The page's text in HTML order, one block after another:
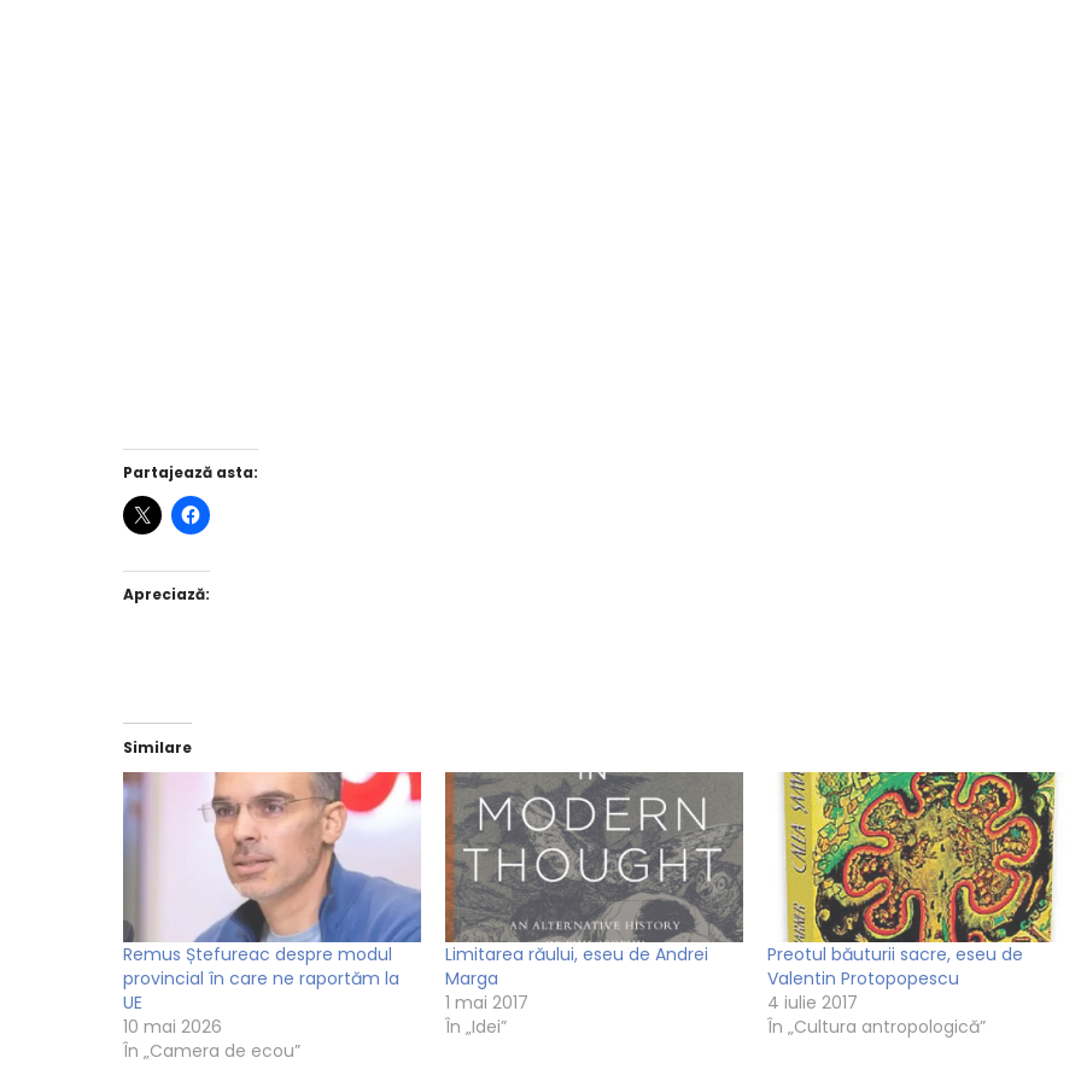
Partajează asta:
Apreciază:
Similare
Remus Ștefureac despre modul
provincial în care ne raportăm la
UE
10 mai 2026
În „Camera de ecou”
Limitarea răului, eseu de Andrei
Marga
1 mai 2017
În „Idei”
Preotul băuturii sacre, eseu de
Valentin Protopopescu
4 iulie 2017
În „Cultura antropologică”